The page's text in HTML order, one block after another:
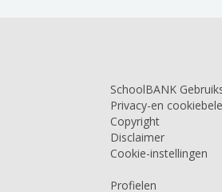
SchoolBANK
Privacy-en
Copyright
Disclaimer
Cookie-instellingen
Profielen